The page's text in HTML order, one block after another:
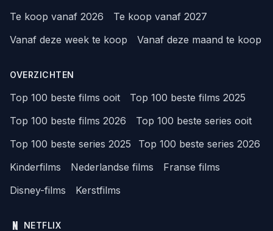
Te koop vanaf 2026
Te koop vanaf 2027
Vanaf deze week te koop
Vanaf deze maand te koop
OVERZICHTEN
Top 100 beste films ooit
Top 100 beste films 2025
Top 100 beste films 2026
Top 100 beste series ooit
Top 100 beste series 2025
Top 100 beste series 2026
Kinderfilms
Nederlandse films
Franse films
Disney-films
Kerstfilms
NETFLIX